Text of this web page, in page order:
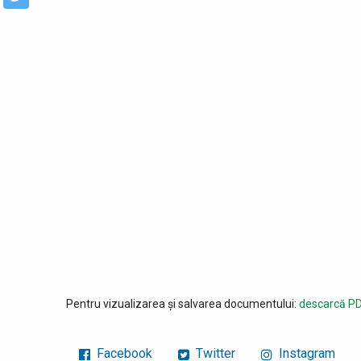
Pentru vizualizarea și salvarea documentului: descarcă
Facebook Twitter Instagram